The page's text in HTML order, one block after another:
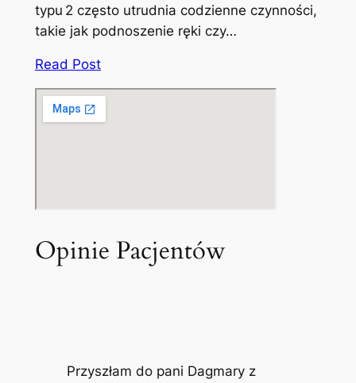
typu 2 często utrudnia codzienne czynności,
takie jak podnoszenie ręki czy…
Read Post
Opinie Pacjentów
Przyszłam do pani Dagmary z